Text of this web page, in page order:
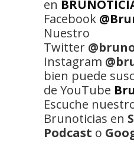
en
Facebook
Nuestro
Twitter
Instagram
bien puede
de YouTube
Escuche
Brunoticias en
Podcast o